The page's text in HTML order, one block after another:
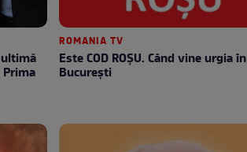
ROMANIA TV
Este COD ROŞU. Când vine urgia în
Bucureşti